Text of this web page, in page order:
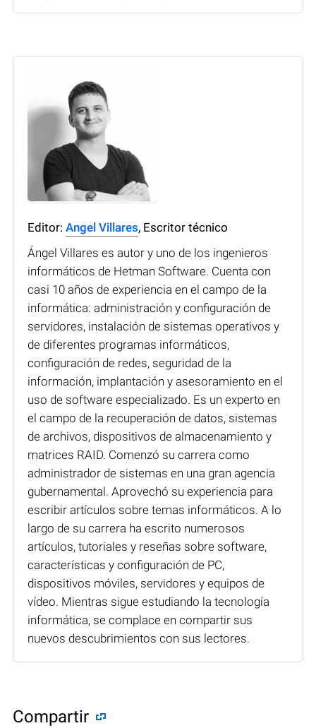
Editor: Angel Villares, Escritor técnico
Ángel Villares es autor y uno de los ingenieros
informáticos de Hetman Software. Cuenta con
casi 10 años de experiencia en el campo de la
informática: administración y configuración de
servidores, instalación de sistemas operativos y
de diferentes programas informáticos,
configuración de redes, seguridad de la
información, implantación y asesoramiento en el
uso de software especializado. Es un experto en
el campo de la recuperación de datos, sistemas
de archivos, dispositivos de almacenamiento y
matrices RAID. Comenzó su carrera como
administrador de sistemas en una gran agencia
gubernamental. Aprovechó su experiencia para
escribir artículos sobre temas informáticos. A lo
largo de su carrera ha escrito numerosos
artículos, tutoriales y reseñas sobre software,
características y configuración de PC,
dispositivos móviles, servidores y equipos de
vídeo. Mientras sigue estudiando la tecnología
informática, se complace en compartir sus
nuevos descubrimientos con sus lectores.
Compartir